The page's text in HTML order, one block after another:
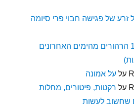
זרע של פגישה חבוי פרי סיומה
10 הרהורים מהימים האחרונים
עלעל אמונה
על רקטות, פיטורים, מחלות